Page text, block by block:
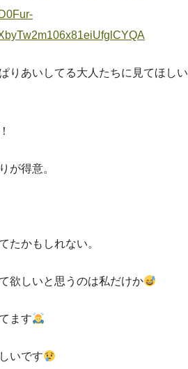
りあいしてる大人たちに見てほしい
が得意。
たかもしれない。
欲しいと思うのは私だけか
ます
いです